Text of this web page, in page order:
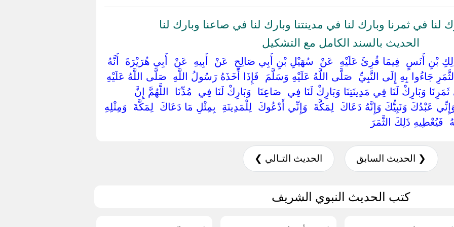
لنا في ثمرنا وبارك لنا في مدينتنا وبارك لنا في صاعنا وبارك لنا
الحديث بالسند الكامل مع التشكيل
بْنِ أَنَسٍ ‏ ‏فِيمَا قُرِئَ عَلَيْهِ ‏ ‏عَنْ ‏ ‏سُهَيْلِ بْنِ أَبِي صَالِحٍ ‏ ‏عَنْ ‏ ‏أَبِيهِ ‏ ‏عَنْ ‏ ‏أَبِي هُرَيْرَةَ ‏ ‏أَنَّهُ
جَاءُوا بِهِ إِلَى النَّبِيِّ ‏ ‏صَلَّى اللَّهُ عَلَيْهِ وَسَلَّمَ ‏ ‏فَإِذَا أَخَذَهُ رَسُولُ اللَّهِ ‏ ‏صَلَّى اللَّهُ عَلَيْهِ
وَبَارِكْ لَنَا فِي مَدِينَتِنَا وَبَارِكْ لَنَا فِي ‏ ‏صَاعِنَا ‏ ‏وَبَارِكْ لَنَا فِي ‏ ‏مُدِّنَا ‏ ‏اللَّهُمَّ إِنَّ
عَبْدُكَ وَنَبِيُّكَ وَإِنَّهُ دَعَاكَ ‏ ‏لِمَكَّةَ ‏ ‏وَإِنِّي أَدْعُوكَ ‏ ‏لِلْمَدِينَةِ ‏ ‏بِمِثْلِ مَا دَعَاكَ ‏ ‏لِمَكَّةَ ‏ ‏وَمِثْلِهِ
‏فَيُعْطِيهِ ذَلِكَ الثَّمَرَ
❮ الحديث السابق الحديث التـالي ❯
كتب الحديث النبوي الشريف